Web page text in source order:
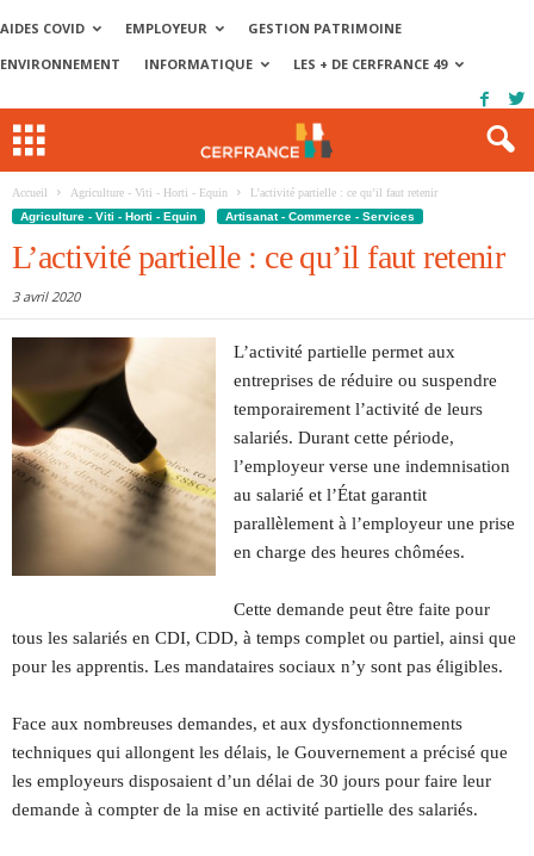
AIDES COVID EMPLOYEUR
GESTION PATRIMOINE
ENVIRONNEMENT
INFORMATIQUE LES + DE CERFRANCE 49
Accueil Agriculture - Viti - Horti - Equin
L’activité partielle : ce qu’il faut retenir
Agriculture - Viti - Horti - Equin
Artisanat - Commerce - Services
L’activité partielle : ce qu’il faut retenir
3 avril 2020
L’activité partielle permet aux
entreprises de réduire ou suspendre
temporairement l’activité de leurs
salariés. Durant cette période,
l’employeur verse une indemnisation
au salarié et l’État garantit
parallèlement à l’employeur une prise
en charge des heures chômées.
Cette demande peut être faite pour
tous les salariés en CDI, CDD, à temps complet ou partiel, ainsi que
pour les apprentis. Les mandataires sociaux n’y sont pas éligibles.
Face aux nombreuses demandes, et aux dysfonctionnements
techniques qui allongent les délais, le Gouvernement a précisé que
les employeurs disposaient d’un délai de 30 jours pour faire leur
demande à compter de la mise en activité partielle des salariés.